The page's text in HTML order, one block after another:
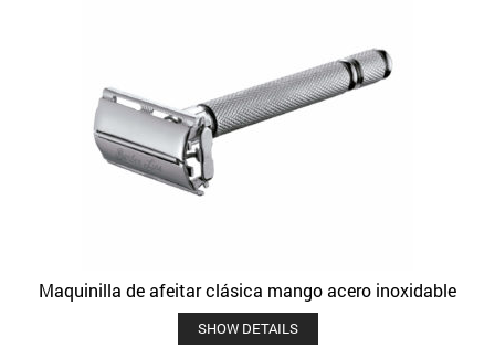
Maquinilla de afeitar clásica mango acero inoxidable
SHOW DETAILS